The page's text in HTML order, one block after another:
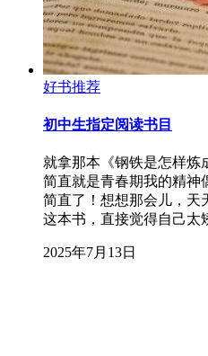
好书推荐
初中生指定阅读书目
就拿那本《钢铁是怎样炼
简直就是青春期我的精神
简直了！想想那会儿，天
这本书，直接觉得自己
2025年7月13日